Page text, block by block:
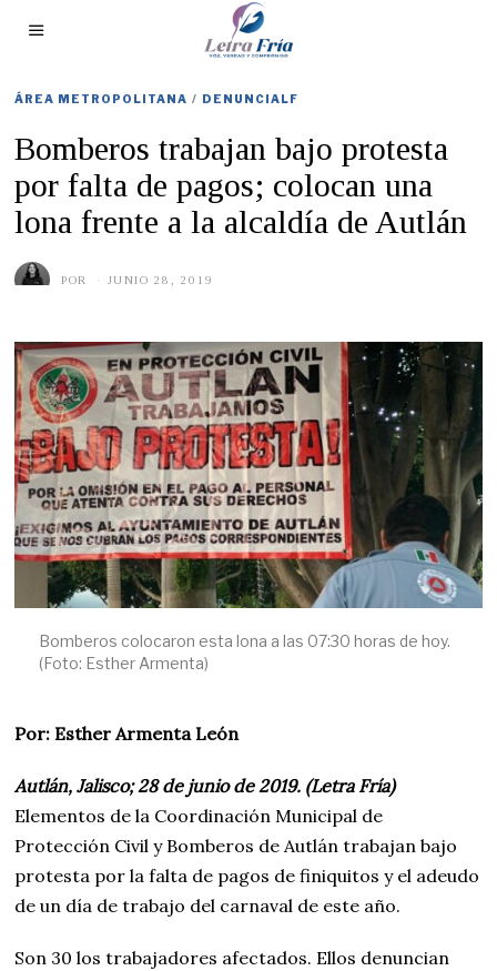
ÁREA METROPOLITANA / DENUNCIALF
Bomberos trabajan bajo protesta
por falta de pagos; colocan una
lona frente a la alcaldía de Autlán
POR JUNIO 28, 2019
O
2
8
,
2
0
1
9
Bomberos colocaron esta lona a las 07:30 horas de hoy.
(Foto: Esther Armenta)
Por: Esther Armenta León
Autlán, Jalisco; 28 de junio de 2019. (Letra Fría)
Elementos de la Coordinación Municipal de
Protección Civil y Bomberos de Autlán trabajan bajo
protesta por la falta de pagos de finiquitos y el adeudo
de un día de trabajo del carnaval de este año.
Son 30 los trabajadores afectados. Ellos denuncian